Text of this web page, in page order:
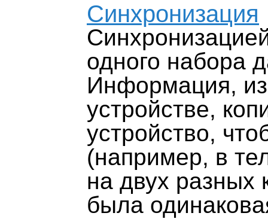
Синхронизация
одного набора
Информация,
устройстве,
устройство,
(например, в
на двух разных
была